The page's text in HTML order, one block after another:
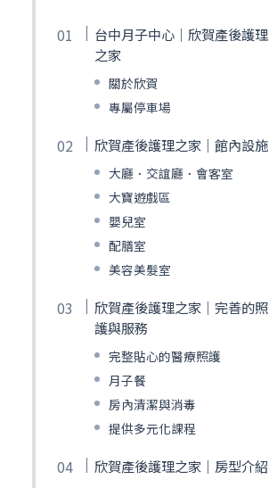
台中月子中心｜欣賀產後護理
之家
關於欣賀
專屬停車場
欣賀產後護理之家｜館內設施
大廳．交誼廳．會客室
大寶遊戲區
嬰兒室
配膳室
美容美髮室
欣賀產後護理之家｜完善的照
護與服務
完整貼心的醫療照護
月子餐
房內清潔與消毒
提供多元化課程
欣賀產後護理之家｜房型介紹